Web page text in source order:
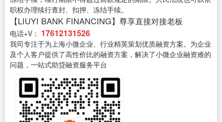
职权办理续行查封、扣押、冻结手续。
【LIUYI BANK FINANCING】尊享直接对接老板
电话+V： 17612131526
我司专注于为上海小微企业、行业精英策划优质融资方案。为企业
及个人客户提供了高性价比的融资方案，解决了小微企业融资难的
问题，一站式助贷融资服务平台